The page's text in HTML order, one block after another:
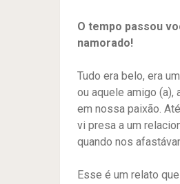
O tempo passou
namorado!
Tudo era belo, era
ou aquele amigo (a),
em nossa paixão.
vi presa a um
quando nos
Esse é um relato